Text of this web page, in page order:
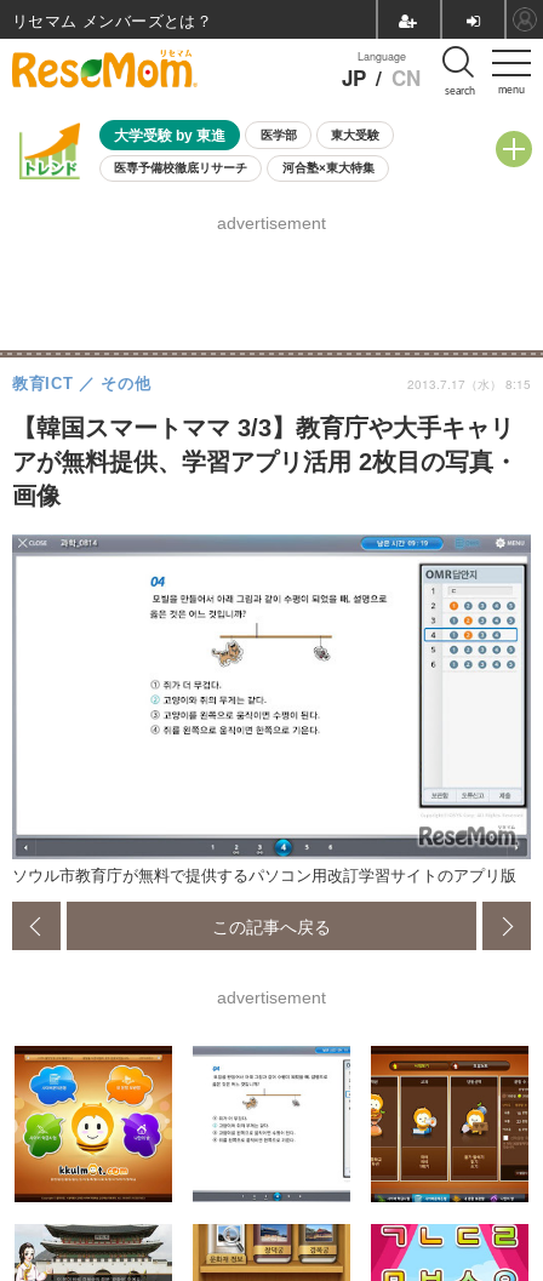
menu
Language
JP / CN search
大学受験 by 東進 医学部 東大受験
医専予備校徹底リサーチ 河合塾×東大特集
8月開催学校説明会・相談会
advertisement
【韓国スマートママ 3/3】教育庁や大手キャリ
アが無料提供、学習アプリ活用 2枚目の写真・
画像
教育ICT その他 2013.7.17（水） 8:15
ソウル市教育庁が無料で提供するパソコン用改訂学習サイトのアプリ版
この記事へ戻る
advertisement
リセマム メンバーズ